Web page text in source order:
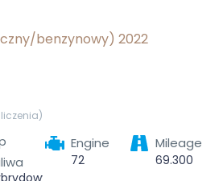
benzynowy) 2022
Engine
72
Mileage
69.300